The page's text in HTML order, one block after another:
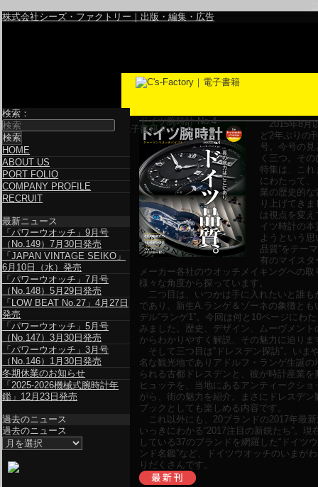
株式会社シーズ・ファクトリー｜出版・編集・広告
電子書籍タイトル
ドイツ腕時計 No.4
2015年8月
ど2年ぶりの
号。今号の
く三つ。そ
特集は、これ
にわたって
業の歴史的
り上げてき
は視点を変
イツ時計の
ようという思
品質”をテー
有のマイス
メーカー各社のウオッチメイキングへの取
様々な角度から探っています。
二つ目は、いつかは手に入れたいと誰も
であり、新生A.ランゲ＆ゾーネの象徴とも
デル“ランゲ1”。今回は何と10ページにわ
みました。歴史、デザイン、ムーヴメント
からわかりやすく解説、その魅力に迫りま
そして三つ目は“ドレスデン探訪”。いま
名な観光地でありアドルフ・ランゲ生誕の
られる古都ドレスデンと、彼が時計産業を
ヒュッテを、当地にあるアンティークショ
がら、街の魅力を紹介。まさにドレスデン
ブックとしても楽しめる内容です。
これ以外にも、20ブランドの2017年最
いっきにわかる“2017注目の新鋭たち”。現
している37のブランドを網羅した“ドイツ
ンド名鑑”など、ドイツウオッチのいまが
りだくさんです。
検索：
HOME
ABOUT US
PORT FOLIO
COMPANY PROFILE
RECRUIT
最新ニュース
「パワーウオッチ」9月号
（No.149）7月30日発売
「JAPAN VINTAGE SEIKO」
6月10日（水）発売
「パワーウオッチ」7月号
（No.148）5月29日発売
「LOW BEAT No.27」4月27日
発売
「パワーウオッチ」5月号
（No.147）3月30日発売
「パワーウオッチ」3月号
（No.146）1月30日発売
冬期休業のお知らせ
「2025-2026機械式腕時計年
鑑」12月23日発売
過去のニュース
過去のニュース